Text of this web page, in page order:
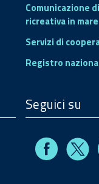
Comunicazione
ricreativa in mare
Servizi di
Registro
Seguici su
Facebook
X